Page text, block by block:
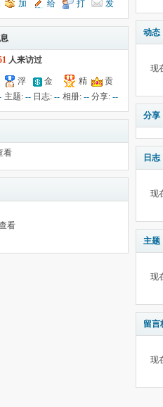
加
为好友
给
我留言
打
个招呼
发
送消息
人来访过
浮
云:
金
钱:--
精
华:--
贡
献:--
主题: -- 日志:-- 相册: -- 分享:--
看
看
动态
现
分享
日志
现
主题
现
留言
现